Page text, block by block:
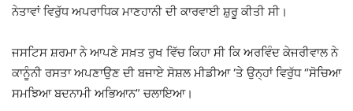
ਨੇਤਾਵਾਂ ਵਿਰੁੱਧ ਅਪਰਾਧਿਕ ਮਾਣਹਾਨੀ ਦੀ ਕਾਰਵਾਈ ਸ਼ੁਰੂ ਕੀਤੀ ਸੀ।
ਜਸਟਿਸ ਸ਼ਰਮਾ ਨੇ ਆਪਣੇ ਸਖ਼ਤ ਰੁਖ ਵਿੱਚ ਕਿਹਾ ਸੀ ਕਿ ਅਰਵਿੰਦ ਕੇਜਰੀਵਾਲ ਨੇ
ਕਾਨੂੰਨੀ ਰਸਤਾ ਅਪਣਾਉਣ ਦੀ ਬਜਾਏ ਸੋਸ਼ਲ ਮੀਡੀਆ ‘ਤੇ ਉਨ੍ਹਾਂ ਵਿਰੁੱਧ “ਸੋਚਿਆ
ਸਮਝਿਆ ਬਦਨਾਮੀ ਅਭਿਆਨ” ਚਲਾਇਆ।